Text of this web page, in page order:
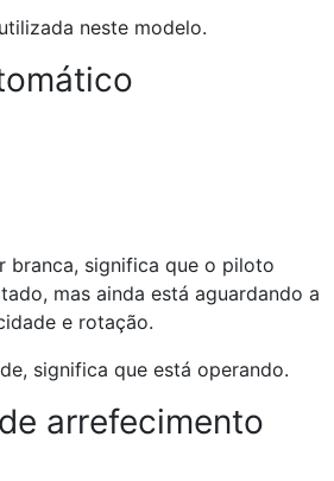
neste modelo.
branca, significa que o piloto
mas ainda está aguardando a
e rotação.
significa que está operando.
arrefecimento